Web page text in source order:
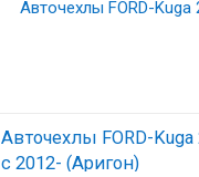
Авточехлы FORD-Kuga
с 2012- (Аригон)